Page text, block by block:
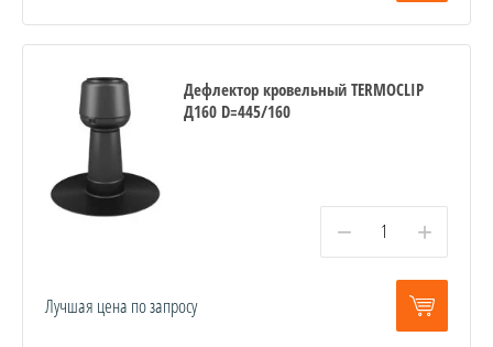
Дефлектор кровельный TERMOCLIP
Д160 D=445/160
− +
Лучшая цена по запросу